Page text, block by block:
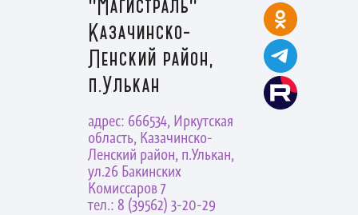
"Магистраль"
Казачинско-
Ленский район,
п.Улькан
адрес: 666534, Иркутская
область, Казачинско-
Ленский район, п.Улькан,
ул.26 Бакинских
Комиссаров 7
тел.: 8 (39562) 3-20-29